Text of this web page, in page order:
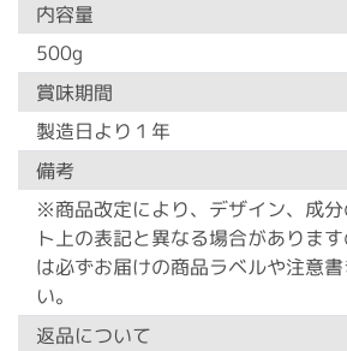
内容量
500g
賞味期間
製造日より１年
備考
※商品改定により、デザイン、成
ト上の表記と異なる場合がありま
は必ずお届けの商品ラベルや注意
い。
返品について